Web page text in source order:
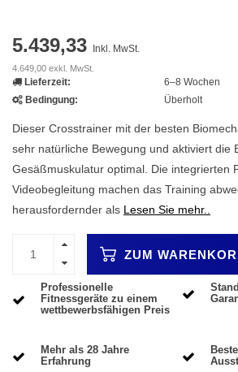
5.439,33 Inkl. MwSt.
4.649,00 exkl. MwSt.
Lieferzeit:
6–8 Wochen
Bedingung:
Überholt
Dieser Crosstrainer mit der besten
sehr natürliche Bewegung und aktiviert die
Gesäßmuskulatur optimal. Die integrierten
Videobegleitung machen das Training
herausfordernder als Lesen Sie mehr..
ZUM
Professionelle
Fitnessgeräte zu einem
wettbewerbsfähigen Preis
Mehr als 28 Jahre
Erfahrung